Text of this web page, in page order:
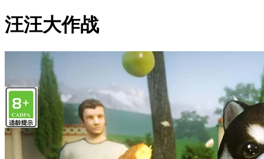
汪汪大作战